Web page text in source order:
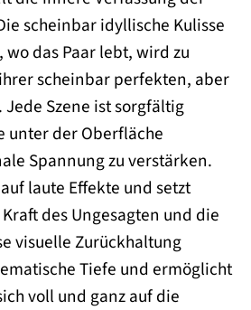
scheinbar idyllische Kulisse
das Paar lebt, wird zu
scheinbar perfekten, aber
Szene ist sorgfältig
unter der Oberfläche
Spannung zu verstärken.
laute Effekte und setzt
des Ungesagten und die
visuelle Zurückhaltung
Tiefe und ermöglicht
voll und ganz auf die